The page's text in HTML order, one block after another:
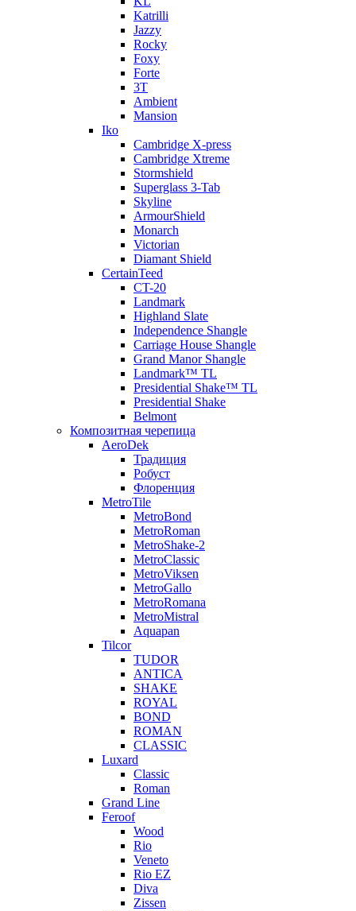
Katrilli
Jazzy
Rocky
Foxy
Forte
3T
Ambient
Mansion
Iko
Cambridge X-press
Cambridge Xtreme
Stormshield
Superglass 3-Tab
Skyline
ArmourShield
Monarch
Victorian
Diamant Shield
CertainTeed
CT-20
Landmark
Highland Slate
Independence Shangle
Carriage House Shangle
Grand Manor Shangle
Landmark™ TL
Presidential Shake™ TL
Presidential Shake
Belmont
Композитная черепица
AeroDek
Традиция
Робуст
Флоренция
MetroTile
MetroBond
MetroRoman
MetroShake-2
MetroClassic
MetroViksen
MetroGallo
MetroRomana
MetroMistral
Aquapan
Tilcor
TUDOR
ANTICA
SHAKE
ROYAL
BOND
ROMAN
CLASSIC
Luxard
Classic
Roman
Grand Line
Feroof
Wood
Rio
Veneto
Rio EZ
Diva
Zissen